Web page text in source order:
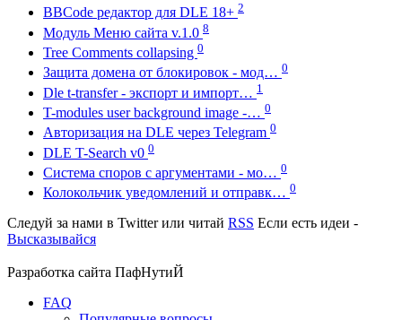
BBCode редактор для DLE 18+ 2
Модуль Меню сайта v.1.0 8
Tree Comments collapsing 0
Защита домена от блокировок - мод… 0
Dle t-transfer - экспорт и импорт… 1
T-modules user background image -… 0
Авторизация на DLE через Telegram 0
DLE T-Search v0 0
Система споров с аргументами - мо… 0
Колокольчик уведомлений и отправк… 0
Следуй за нами в Twitterили читай RSS Если есть идеи -
Высказывайся
Разработка сайта ПафНутиЙ
FAQ